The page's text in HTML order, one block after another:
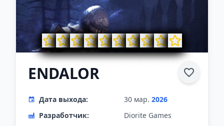
ENDALOR
Дата выхода: 30 мар. 2026
Разработчик:
Diorite Games